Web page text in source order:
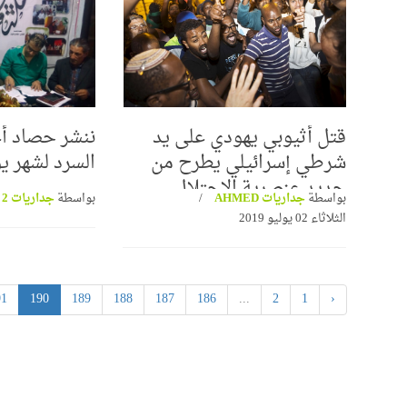
قتل أثيوبي يهودي على يد
شرطي إسرائيلي يطرح من
جديد عنصرية الإحتلال
بواسطةجداريات AHMED
الثلاثاء 02 يوليو 2019
ننشر حصاد
السرد لشهر
بواسطةجداريات 2
‹
1
2
...
186
187
188
189
190
"محمود شاكر"
للتعتيم من بعض
واللادينية
حسام عقل ينتصر
وتراثه العلمي في برنامج